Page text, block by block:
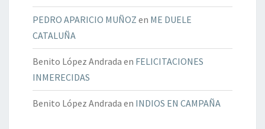
PEDRO APARICIO MUÑOZ en ME DUELE
CATALUÑA
Benito López Andrada en FELICITACIONES
INMERECIDAS
Benito López Andrada en INDIOS EN CAMPAÑA